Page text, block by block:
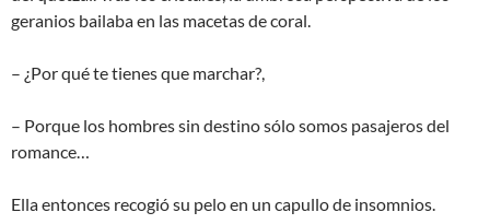
geranios bailaba en las macetas de coral.
– ¿Por qué te tienes que marchar?,
– Porque los hombres sin destino sólo somos pasajeros del
romance…
Ella entonces recogió su pelo en un capullo de insomnios.